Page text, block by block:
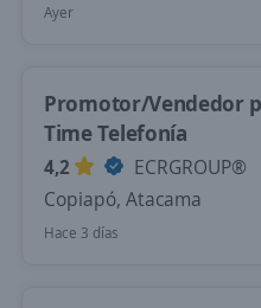
Ayer
Promotor/Vendedor
Time Telefonía
4,2
ECRGROUP®️
Copiapó, Atacama
Hace 3 días